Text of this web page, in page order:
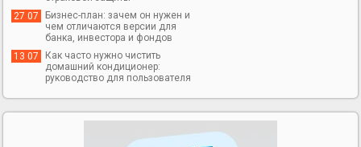
27 07
Бизнес-план: зачем он нужен и
чем отличаются версии для
банка, инвестора и фондов
13 07
Как часто нужно чистить
домашний кондиционер:
руководство для пользователя